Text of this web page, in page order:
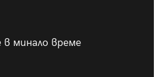
минало време